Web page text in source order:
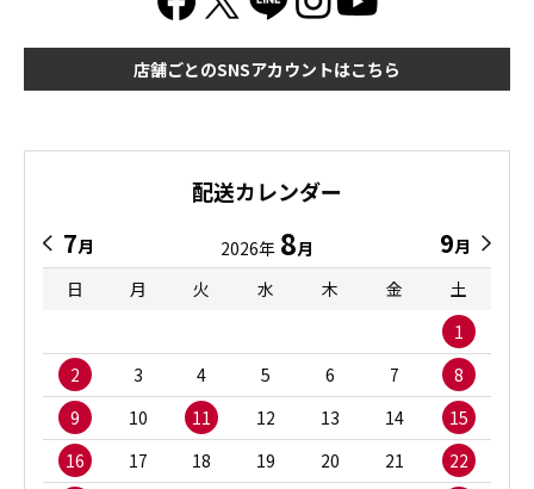
店舗ごとのSNSアカウントはこちら
配送カレンダー
7月 2026年 8月 9月
日
月 火 水 木 金
土
1
2
3 4 5 6 7
8
9
10 11 12 13 14
15
16
17 18 19 20 21
22